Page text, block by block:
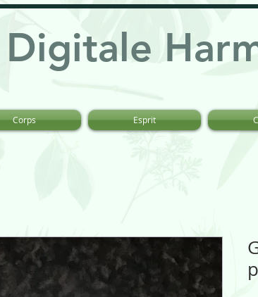
Digitale
Corps Esprit